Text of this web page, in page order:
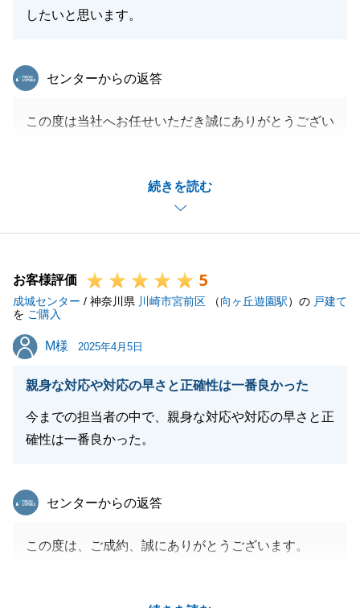
したいと思います。
続きを読む
東急リバブル
センターからの返答
この度は当社へお任せいただき誠にありがとうござい
スムーズに進めることができ感謝しております。
これを機に末永いお付き合いができればと考えており
ますので、どうぞよろしくお願いいたします。
閉じる
お客様評価 5
成城センター / 神奈川県 川崎市宮前区 （向ヶ丘遊園駅）の 戸建て
を ご購入
M様
M様 2025年4月5日
親身な対応や対応の早さと正確性は一番良かった
今までの担当者の中で、親身な対応や対応の早さと正
確性は一番良かった。
東急リバブル
センターからの返答
この度は、ご成約、誠にありがとうございます。